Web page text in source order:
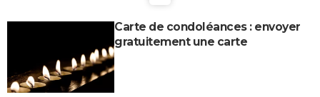
Carte de condoléances : envoyer
gratuitement une carte